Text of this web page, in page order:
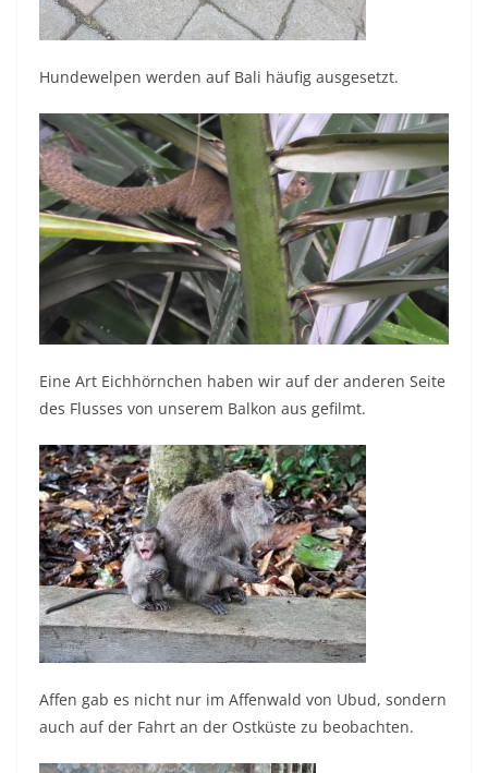
Hundewelpen werden auf Bali häufig ausgesetzt.
Eine Art Eichhörnchen haben wir auf der anderen Seite
des Flusses von unserem Balkon aus gefilmt.
Affen gab es nicht nur im Affenwald von Ubud, sondern
auch auf der Fahrt an der Ostküste zu beobachten.